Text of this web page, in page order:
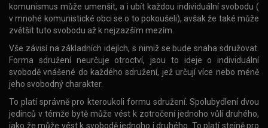
komunismus může umenšit, a i ubít každou individuální svobodu (
v mnohé komunistické obci se o to pokoušeli), avšak že také může
zvětšit tuto svobodu až k nejzazším mezím.
Vše závisí na základních idejích, s nimiž se bude snaha sdružovat.
Forma sdružení neurčuje otroctví, jsou to ideje o individuální
svobodě vnášené do každého sdružení, jež určují více nebo méně
jeho svobodný charakter.
To platí správně pro kteroukoli formu sdružení. Spolubydlení dvou
jedinců v témže bytě může vést k zotročení jednoho vůlí druhého,
jako že může vést k svobodě jednoho i druhého. To platí stejně pro